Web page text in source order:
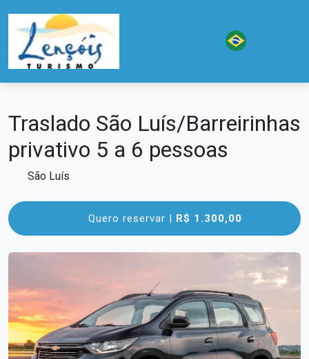
Traslado São Luís/Barreirinhas
privativo 5 a 6 pessoas
São Luís
Quero reservar | R$ 1.300,00